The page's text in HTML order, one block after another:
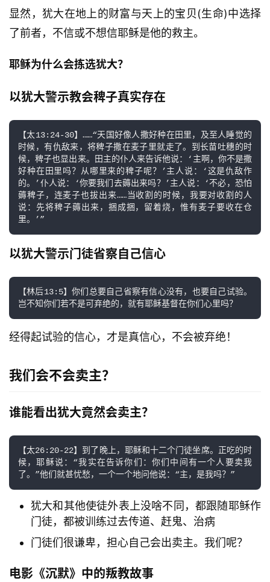
显然，犹大在地上的财富与天上的宝贝(生命)中选择
了前者，不信或不想信耶稣是他的救主。
耶稣为什么会拣选犹大？
以犹大警示教会稗子真实存在
【太13:24-30】……“天国好像人撒好种在田里，及至人睡觉的
时候，有仇敌来，将稗子撒在麦子里就走了。到长苗吐穗的时
候，稗子也显出来。田主的仆人来告诉他说：‘主啊，你不是撒
好种在田里吗？从哪里来的稗子呢？’主人说：‘这是仇敌作
的。’仆人说：‘你要我们去薅出来吗？’主人说：‘不必，恐怕
薅稗子，连麦子也拔出来……当收割的时候，我要对收割的人
说：先将稗子薅出来，捆成捆，留着烧，惟有麦子要收在仓
里。’”
以犹大警示门徒省察自己信心
【林后13:5】你们总要自己省察有信心没有，也要自己试验。
经得起试验的信心，才是真信心，不会被弃绝！
我们会不会卖主？
谁能看出犹大竟然会卖主？
【太26:20-22】到了晚上，耶稣和十二个门徒坐席。正吃的时
候，耶稣说：“我实在告诉你们：你们中间有一个人要卖我
了。”他们就甚忧愁，一个一个地问他说：“主，是我吗？”
犹大和其他使徒外表上没啥不同，都跟随耶稣作
门徒，都被训练过去传道、赶鬼、治病
门徒们很谦卑，担心自己会出卖主。我们呢？
电影《沉默》中的叛教故事